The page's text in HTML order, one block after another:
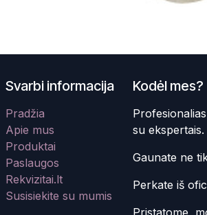
Kodėl mes?
su ekspertais.
Gaunate ne
Perkate iš
Svarbi informacija
Pradžia
Apie mus
Produktai
Paslaugos
Rekvizitai.lt
Susisiekite su mumis